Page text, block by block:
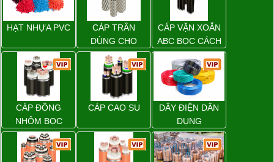
HẠT NHỰA PVC
CÁP TRẦN
DÙNG CHO
ĐƯỜNG DÂY
TẢI ĐIỆN TRÊN
KHÔNG
CÁP VẶN XOẮN
ABC BỌC CÁCH
ĐIỆN XLPE
CÁP ĐỒNG
NHÔM BỌC
CÁP CAO SU
DÂY ĐIỆN DÂN
DỤNG